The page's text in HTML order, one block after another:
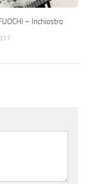
– Inchiostro